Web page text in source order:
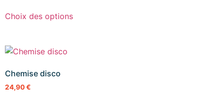
Choix des options
Chemise disco
24,90€